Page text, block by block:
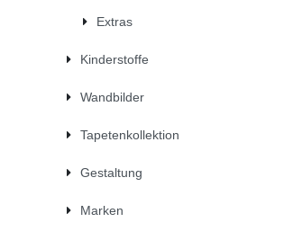
Extras
Kinderstoffe
Wandbilder
Tapetenkollektion
Gestaltung
Marken